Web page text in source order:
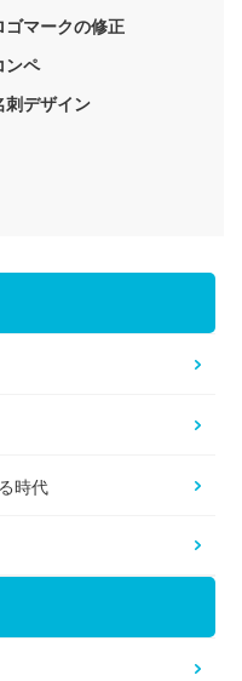
ゴマークの修正
ンペ
刺デザイン
時代